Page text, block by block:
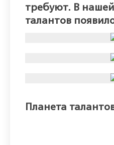
требуют. В
талантов
Планета